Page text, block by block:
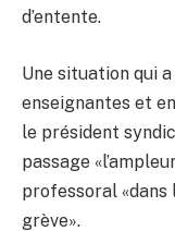
d’entente.
Une situation qui
enseignantes et
le président
passage
professoral «dans
grève».